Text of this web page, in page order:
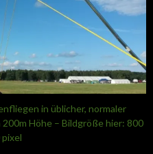
in üblicher, normaler
Höhe – Bildgröße hier: 800